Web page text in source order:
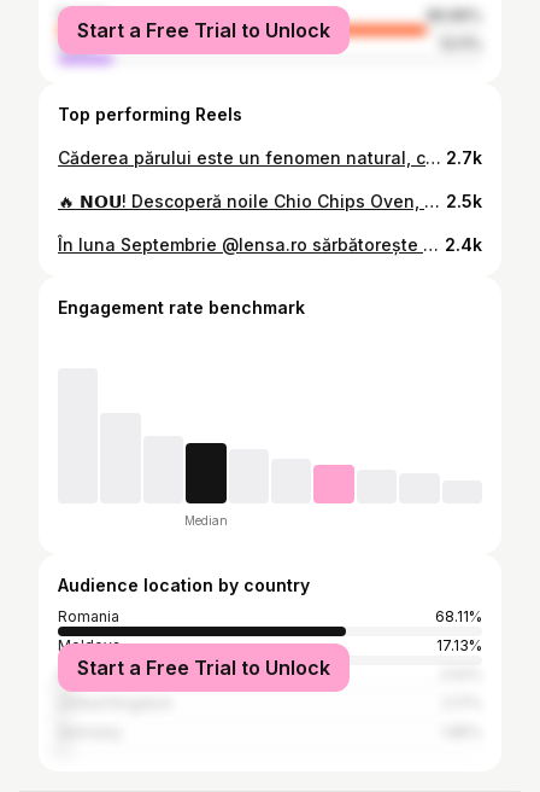
female
male
Start a Free Trial to Unlock
Top performing Reels
Căderea părului este un fenomen natural, considerat normal în condiţiile în care firele de păr se regenerează, însă poate deveni o problemă, atunci când firele pierdute nu sunt înlocuite de altele noi. Este important să acţionezi rapid, încă de la apariţia acestei probleme şi să îţi salvezi părul, folosind produse de îngrijire care să încetinească mecanismul de cădere a părului. Va prezint gama de produse anti-cădere a părului de la @yvesrocherro de care eu sunt foarte mulțumită! Combină formule bogate în ingrediente de origine naturală, provenite din plante recoltate și cultivate în câmpurile proprii din Franța, conform principiilor agroecologiei, oferind astfel un sprijin natural pentru îngrijirea părului. Mai mult, flacoanele produselor sunt realizate din plastic 100% reciclat si reciclabil, cu grijă pentru mediul înconjurător. M-am bucurat de un tratament complet pentru un păr frumos şi scalp rezistent! Şamponul stimulator si Balsamul fortifiant împotriva căderii părului îmbogățite cu extract de Lupin alb, curăță cu delicatețe, fortifică și încetineșc mecanismul de cădere a părului. Extractul de Agave dublează microcirculația de la nivelul scalpului, pentru a-i permite părului să crească mai puternic și mai frumos. Cura intensivă anti-căderea părului acționează asupra celor 3 cauze ale căderii părului: -Înmulțește numărul de fire de păr în fază de creștere. -Sporește creșterea părului -Încetinește mecanismul de cădere a părului. Tu ai folosit aceasta gamă? 💚 #BUZZYvesRocher #Yvesrocher #sampon #balsam #curaanticadereaparului #tratament #tratamentocapilar #hair #curaintensiva #ingredientenaturale #ingrijireaparului #planterecoltateecologic #parfrumos 2.7k
🔥 𝗡𝗢𝗨! Descoperă noile Chio Chips Oven, 𝗰𝘂 𝟳𝟬% 𝗺𝗮𝗶 𝗽𝘂𝘁̦𝗶𝗻𝗲 𝗴𝗿𝗮̆𝘀𝗶𝗺𝗶! 🔥 Te invit să te bucuri de un moment de răsfaț în care să savurezi noile chipsuri de la Chio, coapte, nu prăjite, în două arome delicioase: Paprica sau Smântână și Ceapă, cu un gust inconfundabil. #MegaBUZZ_ChioOven @chioromaniaofficial @the_buzzstore_ro 2.5k
În luna Septembrie @lensa.ro sărbătorește Endless Summer cu reduceri finale de până la 75%. 🔥Am profitat și eu de oferta lor și mi-am înnoit colecția de ochelari de soare! 🕶 Poți profita și tu de reduceri la toate categoriile de produse: ochelari de soare, rame de vedere, lentile de contact, ochelari pentru calculator, soluții și accesorii pe Lensa.ro și in toate magazinele Lensa din țară. 💚 #LensaRomania #EndlessSummer 2.4k
Engagement rate benchmark
Median
Audience location by country
Romania
68.11%
Moldova
17.13%
ItalyStart a Free Trial to Unlock